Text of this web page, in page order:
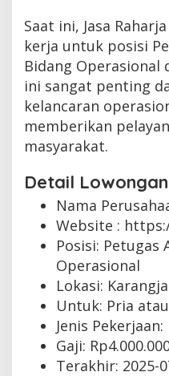
Saat ini, Jasa
kerja untuk posisi
Bidang Operasional
ini sangat penting
kelancaran
memberikan
masyarakat.
Detail
Nama
Website :
Posisi: Petugas
Operasional
Lokasi:
Untuk: Pria
Jenis Pekerjaan:
Gaji: Rp
Terakhir: 2025-